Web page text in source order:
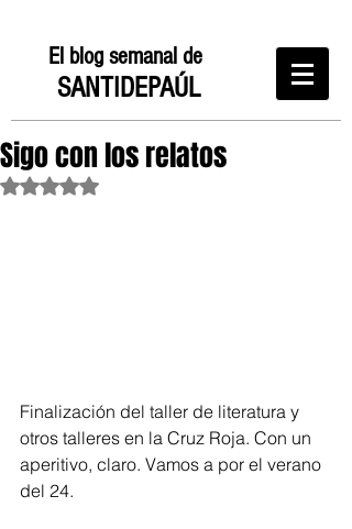
El blog semanal de
SANTIDEPAÚL
Sigo con los relatos
Obtuvo NaN de 5 estrellas.
Finalización del taller de literatura y
otros talleres en la Cruz Roja. Con un
aperitivo, claro. Vamos a por el verano
del 24.